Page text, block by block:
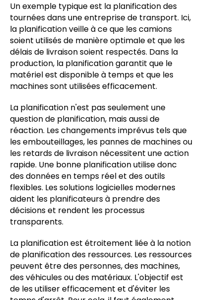
Un exemple typique est la planification des
tournées dans une entreprise de transport. Ici,
la planification veille à ce que les camions
soient utilisés de manière optimale et que les
délais de livraison soient respectés. Dans la
production, la planification garantit que le
matériel est disponible à temps et que les
machines sont utilisées efficacement.
La planification n'est pas seulement une
question de planification, mais aussi de
réaction. Les changements imprévus tels que
les embouteillages, les pannes de machines ou
les retards de livraison nécessitent une action
rapide. Une bonne planification utilise donc
des données en temps réel et des outils
flexibles. Les solutions logicielles modernes
aident les planificateurs à prendre des
décisions et rendent les processus
transparents.
La planification est étroitement liée à la notion
de planification des ressources. Les ressources
peuvent être des personnes, des machines,
des véhicules ou des matériaux. L'objectif est
de les utiliser efficacement et d'éviter les